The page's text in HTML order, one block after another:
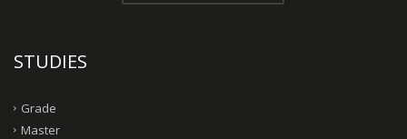
STUDIES
Grade
Master